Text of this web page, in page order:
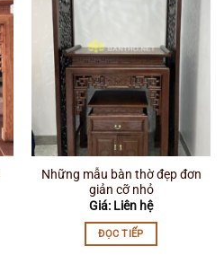
Những mẫu bàn thờ đẹp đơn
giản cỡ nhỏ
Giá: Liên hệ
ĐỌC TIẾP